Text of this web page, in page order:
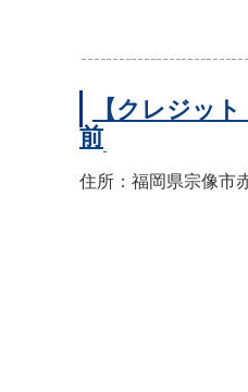
【クレジッ
前
住所：福岡県宗像市